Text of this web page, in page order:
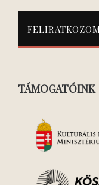
TÁMOGATÓINK